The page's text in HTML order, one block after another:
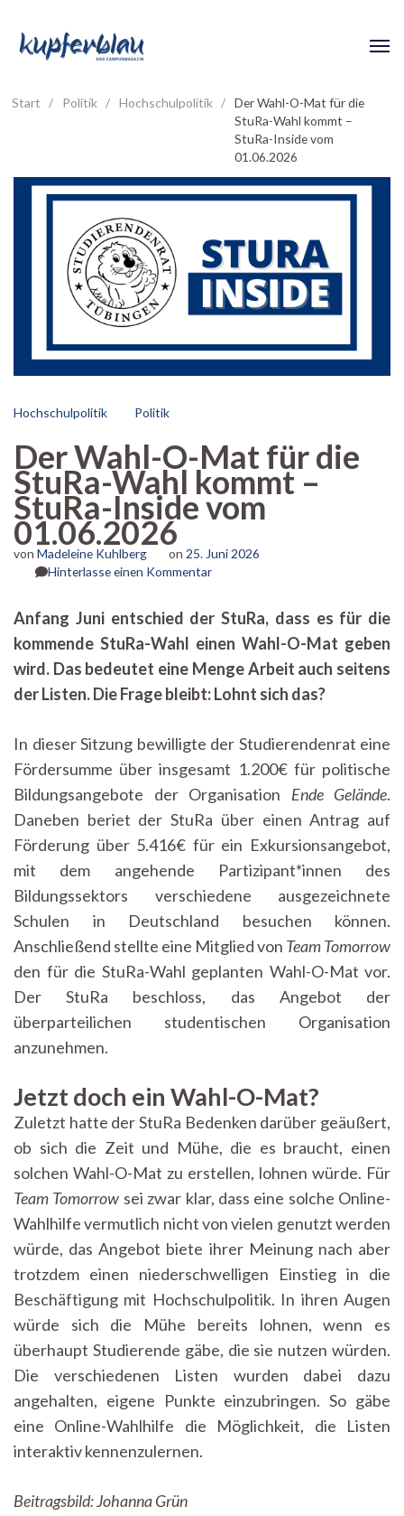
Start / Politik / Hochschulpolitik /
Der Wahl-O-Mat für die
StuRa-Wahl kommt –
StuRa-Inside vom
01.06.2026
Hochschulpolitik Politik
Der Wahl-O-Mat für die
StuRa-Wahl kommt –
StuRa-Inside vom
01.06.2026
von Madeleine Kuhlberg on 25. Juni 2026
Hinterlasse einen Kommentarzu
O-
Mat
die
StuRa-
–
StuRa-
Inside
vom
01.06.2026
Anfang Juni entschied der StuRa, dass es für die
kommende StuRa-Wahl einen Wahl-O-Mat geben
wird. Das bedeutet eine Menge Arbeit auch seitens
der Listen. Die Frage bleibt: Lohnt sich das?
In dieser Sitzung bewilligte der Studierendenrat eine
Fördersumme über insgesamt 1.200€ für politische
Bildungsangebote der Organisation Ende Gelände.
Daneben beriet der StuRa über einen Antrag auf
Förderung über 5.416€ für ein Exkursionsangebot,
mit dem angehende Partizipant*innen des
Bildungssektors verschiedene ausgezeichnete
Schulen in Deutschland besuchen können.
Anschließend stellte eine Mitglied von Team Tomorrow
den für die StuRa-Wahl geplanten Wahl-O-Mat vor.
Der StuRa beschloss, das Angebot der
überparteilichen studentischen Organisation
anzunehmen.
Jetzt doch ein Wahl-O-Mat?
Zuletzt hatte der StuRa Bedenken darüber geäußert,
ob sich die Zeit und Mühe, die es braucht, einen
solchen Wahl-O-Mat zu erstellen, lohnen würde. Für
Team Tomorrow sei zwar klar, dass eine solche Online-
Wahlhilfe vermutlich nicht von vielen genutzt werden
würde, das Angebot biete ihrer Meinung nach aber
trotzdem einen niederschwelligen Einstieg in die
Beschäftigung mit Hochschulpolitik. In ihren Augen
würde sich die Mühe bereits lohnen, wenn es
überhaupt Studierende gäbe, die sie nutzen würden.
Die verschiedenen Listen wurden dabei dazu
angehalten, eigene Punkte einzubringen. So gäbe
eine Online-Wahlhilfe die Möglichkeit, die Listen
interaktiv kennenzulernen.
Beitragsbild: Johanna Grün